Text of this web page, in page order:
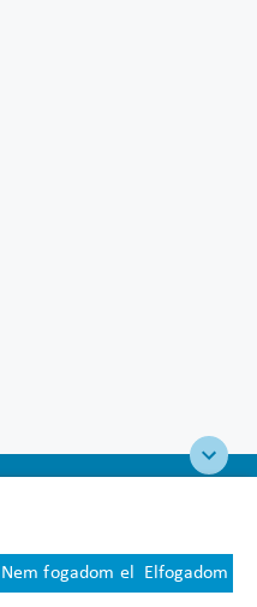
Nem fogadom el Elfogadom
feltételek